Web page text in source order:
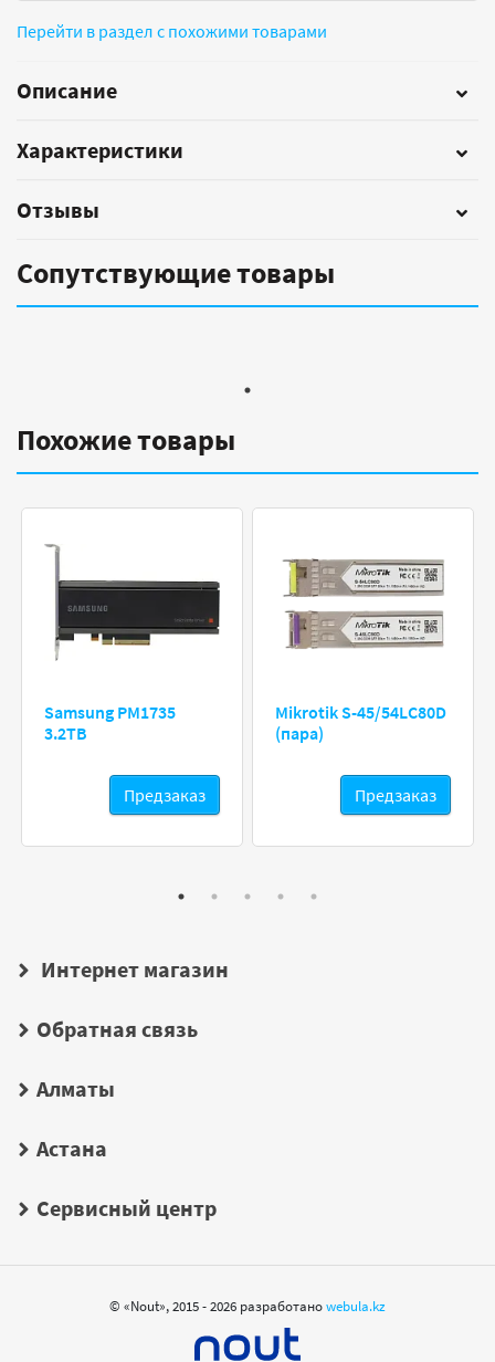
Перейти в раздел с похожими товарами
Описание
Характеристики
Отзывы
Сопутствующие товары
Похожие товары
Samsung PM1735
3.2TB
Предзаказ
Mikrotik S-45/54LC80D
(пара)
Предзаказ
Интернет магазин
Обратная связь
Алматы
Астана
Сервисный центр
© «Nout», 2015 - 2026 разработаноwebula.kz